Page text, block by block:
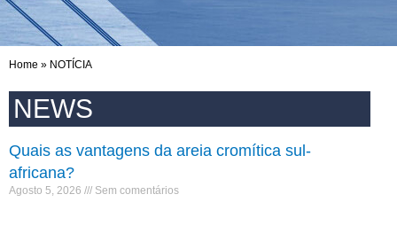
Home » NOTÍCIA
NEWS
Quais as vantagens da areia cromítica sul-
africana?
Agosto 5, 2026 Sem comentários